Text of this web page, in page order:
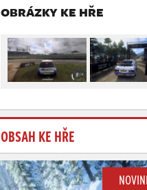
OBRÁZKY KE HŘE
OBSAH KE HŘE